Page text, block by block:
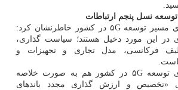
نسل پنجم ارتباطات
وی درباره هموارسازی مسیر توسعه ۵G در کشور خاطرنشان کرد:
در این مورد دخیل هستند؛ سیاست گذاری،
فرکانسی، مدل تجاری و تجهیزات و
چالش های پیش روی توسعه ۵G در کشور هم به صورت خلاصه
و ارزش گذاری مجدد باندهای